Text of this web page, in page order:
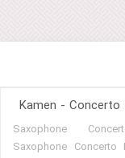
Kamen -
01-Saxophone
Saxophone